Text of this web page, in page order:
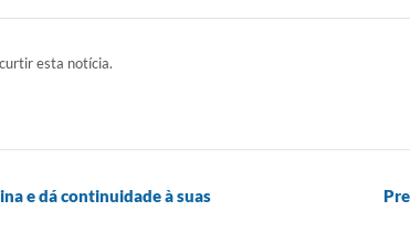
esta notícia.
e dá continuidade à suas